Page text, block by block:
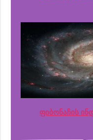
ფიბონაჩის